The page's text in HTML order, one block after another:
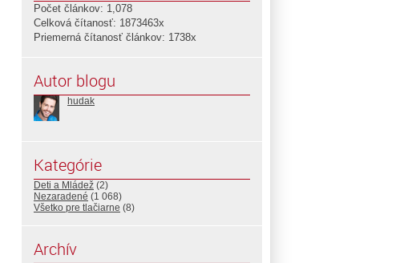
Počet článkov: 1,078
Celková čítanosť: 1873463x
Priemerná čítanosť článkov: 1738x
Autor blogu
hudak
Kategórie
Deti a Mládež (2)
Nezaradené (1 068)
Všetko pre tlačiarne (8)
Archív